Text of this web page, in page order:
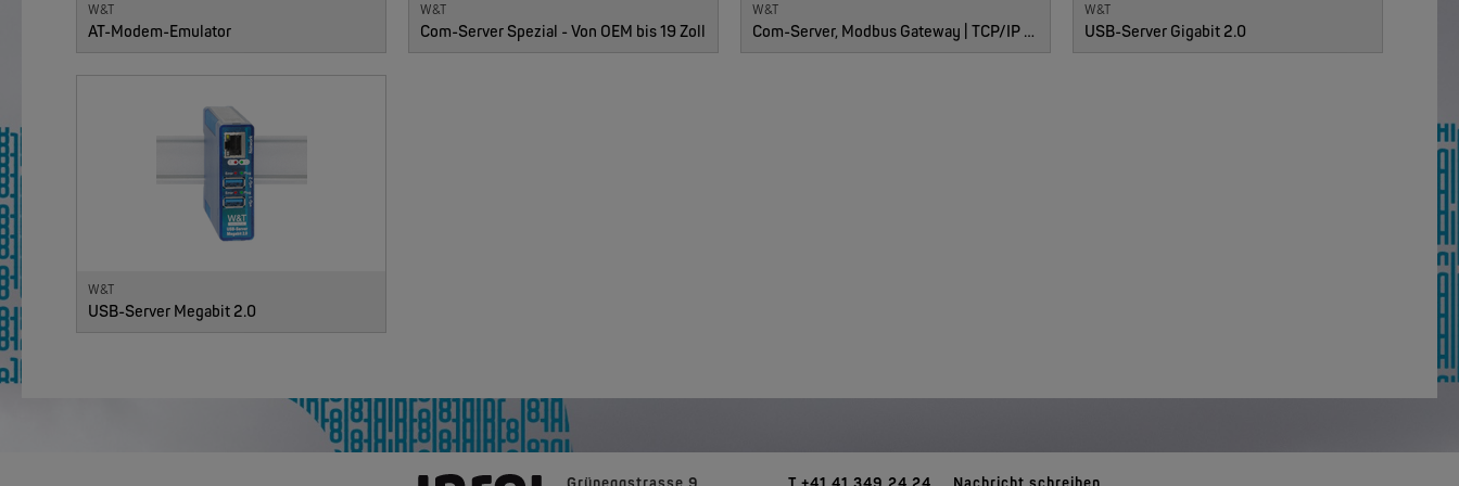
W&T
AT-Modem-Emulator
W&T
Com-Server Spezial - Von OEM bis 19 Zoll
W&T
Com-Server, Modbus Gateway | TCP/IP <-> Seriell
W&T
USB-Server Gigabit 2.0
W&T
USB-Server Megabit 2.0